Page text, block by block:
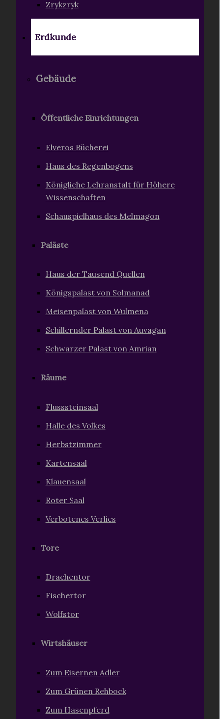
Zrykzryk
Erdkunde
Gebäude
Öffentliche Einrichtungen
Elveros Bücherei
Haus des Regenbogens
Königliche Lehranstalt für Höhere
Wissenschaften
Schauspielhaus des Melmagon
Paläste
Haus der Tausend Quellen
Königspalast von Solmanad
Meisenpalast von Wulmena
Schillernder Palast von Auvagan
Schwarzer Palast von Amrian
Räume
Flusssteinsaal
Halle des Volkes
Herbstzimmer
Kartensaal
Klauensaal
Roter Saal
Verbotenes Verlies
Tore
Drachentor
Fischertor
Wolfstor
Wirtshäuser
Zum Eisernen Adler
Zum Grünen Rehbock
Zum Hasenpferd